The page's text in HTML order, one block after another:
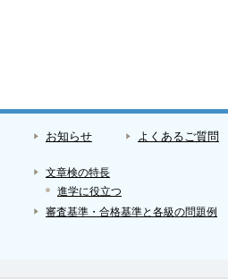
お知らせ よくあるご質問
文章検の特長
進学に役立つ
審査基準・合格基準と各級の問題例